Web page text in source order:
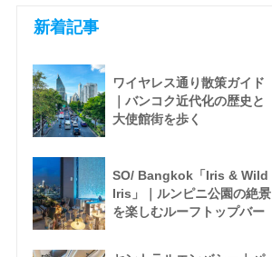
新着記事
ワイヤレス通り散策ガイド
｜バンコク近代化の歴史と
大使館街を歩く
SO/ Bangkok「Iris & Wild
Iris」｜ルンピニ公園の絶景
を楽しむルーフトップバー